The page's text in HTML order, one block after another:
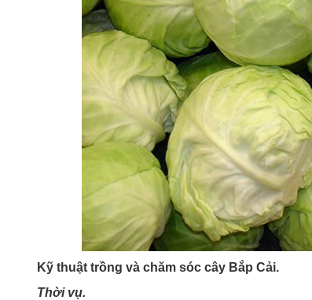
Kỹ thuật trồng và chăm sóc cây Bắp Cải.
Thời vụ.